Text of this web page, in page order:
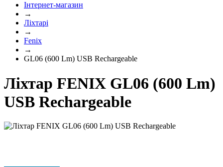
Інтернет-магазин
→
Ліхтарі
→
Fenix
→
GL06 (600 Lm) USB Rechargeable
Ліхтар FENIX GL06 (600 Lm)
USB Rechargeable